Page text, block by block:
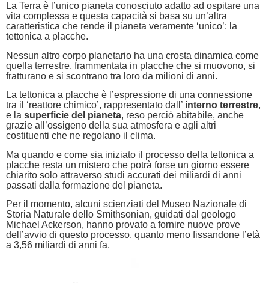
La Terra è l’unico pianeta conosciuto adatto ad ospitare una
vita complessa e questa capacità si basa su un’altra
caratteristica che rende il pianeta veramente ‘unico’: la
tettonica a placche.
Nessun altro corpo planetario ha una crosta dinamica come
quella terrestre, frammentata in placche che si muovono, si
fratturano e si scontrano tra loro da milioni di anni.
La tettonica a placche è l’espressione di una connessione
tra il ‘reattore chimico’, rappresentato dall’ interno terrestre,
e la superficie del pianeta, reso perciò abitabile, anche
grazie all’ossigeno della sua atmosfera e agli altri
costituenti che ne regolano il clima.
Ma quando e come sia iniziato il processo della tettonica a
placche resta un mistero che potrà forse un giorno essere
chiarito solo attraverso studi accurati dei miliardi di anni
passati dalla formazione del pianeta.
Per il momento, alcuni scienziati del Museo Nazionale di
Storia Naturale dello Smithsonian, guidati dal geologo
Michael Ackerson, hanno provato a fornire nuove prove
dell’avvio di questo processo, quanto meno fissandone l’età
a 3,56 miliardi di anni fa.